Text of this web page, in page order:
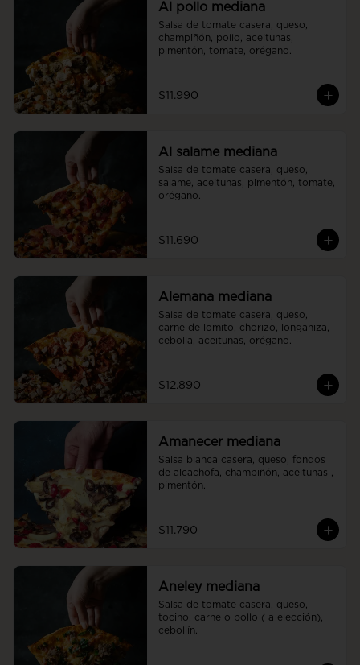
Al pollo mediana
Salsa de tomate casera, queso,
champiñón, pollo, aceitunas,
pimentón, tomate, orégano.
$11.990
Al salame mediana
Salsa de tomate casera, queso,
salame, aceitunas, pimentón, tomate,
orégano.
$11.690
Alemana mediana
Salsa de tomate casera, queso,
carne de lomito, chorizo, longaniza,
cebolla, aceitunas, orégano.
$12.890
Amanecer mediana
Salsa blanca casera, queso, fondos
de alcachofa, champiñón, aceitunas ,
pimentón.
$11.790
Aneley mediana
Salsa de tomate casera, queso,
tocino, carne o pollo ( a elección),
cebollín.